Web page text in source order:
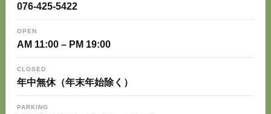
076-425-5422
OPEN
AM 11:00 – PM 19:00
CLOSED
年中無休（年末年始除く）
PARKING